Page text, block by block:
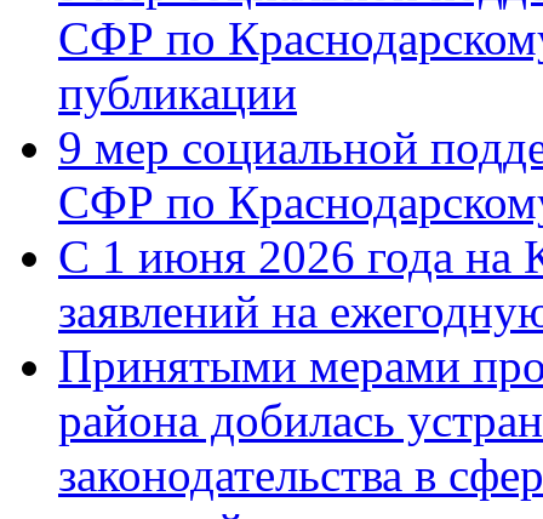
СФР по
публикации
9 мер социальной
СФР по
С 1 июня 2026 года на
заявлений на
Принятыми мерами
района добилась
законодательства в